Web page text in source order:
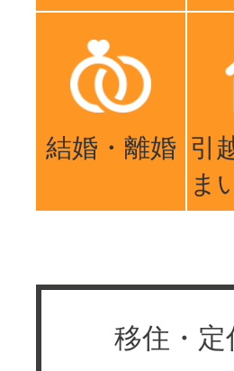
結婚・離婚 引
ま
移住・定